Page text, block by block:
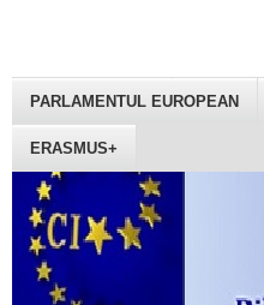
PARLAMENTUL EUROPEAN
ERASMUS+